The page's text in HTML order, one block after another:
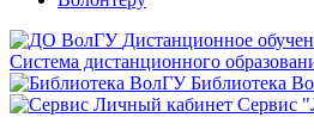
Дистанционное
Система дистанционного
Библиотека
Сервис